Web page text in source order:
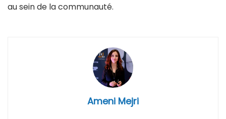
au sein de la communauté.
Ameni Mejri